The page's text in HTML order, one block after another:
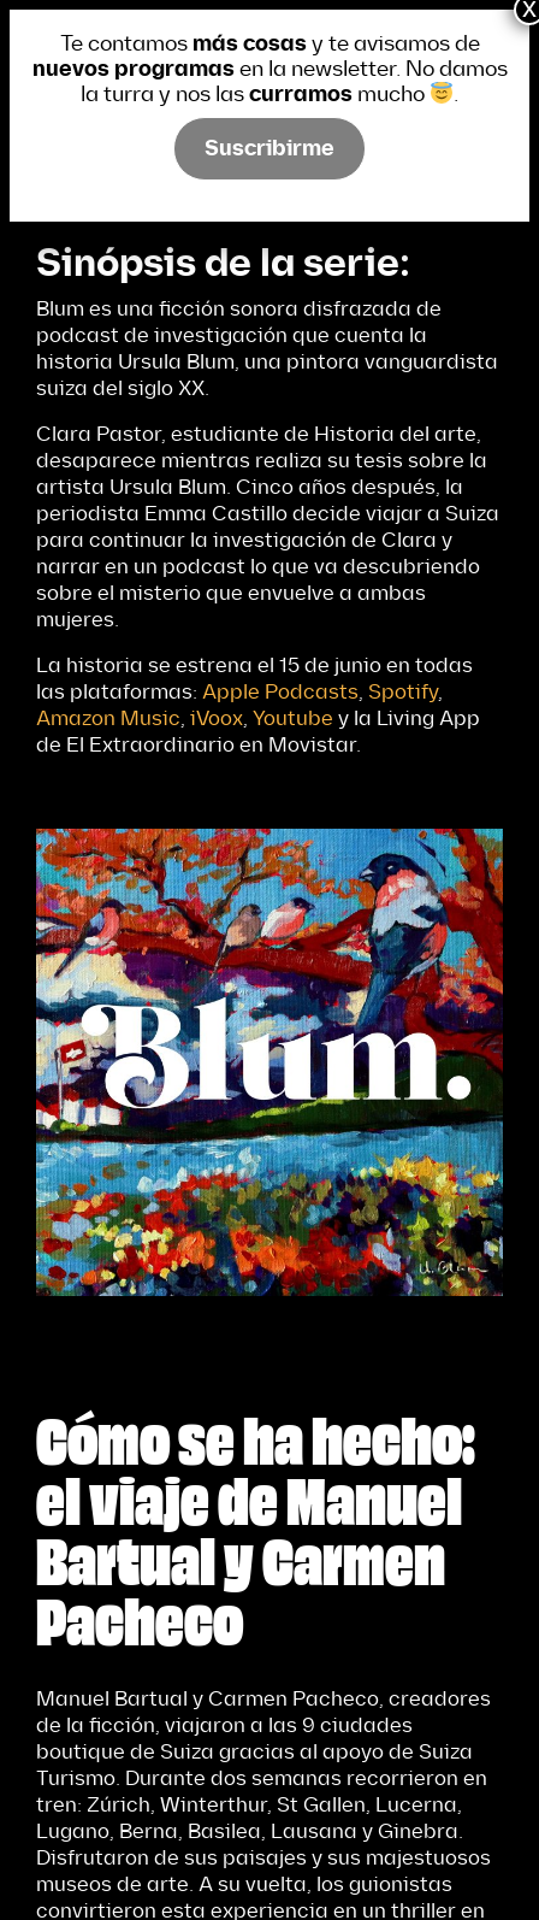
MENU
Qué es Blum.
Sinópsis de la serie:
Blum es una ficción sonora disfrazada de
podcast de investigación que cuenta la
historia Ursula Blum, una pintora vanguardista
suiza del siglo XX.
Clara Pastor, estudiante de Historia del arte,
desaparece mientras realiza su tesis sobre la
artista Ursula Blum. Cinco años después, la
periodista Emma Castillo decide viajar a Suiza
para continuar la investigación de Clara y
narrar en un podcast lo que va descubriendo
sobre el misterio que envuelve a ambas
mujeres.
La historia se estrena el 15 de junio en todas
las plataformas: Apple Podcasts, Spotify,
Amazon Music, iVoox, Youtube y la Living App
de El Extraordinario en Movistar.
Cómo se ha hecho:
el viaje de Manuel
Bartual y Carmen
Pacheco
Manuel Bartual y Carmen Pacheco, creadores
de la ficción, viajaron a las 9 ciudades
boutique de Suiza gracias al apoyo de Suiza
Turismo. Durante dos semanas recorrieron en
tren: Zúrich, Winterthur, St Gallen, Lucerna,
Lugano, Berna, Basilea, Lausana y Ginebra.
Disfrutaron de sus paisajes y sus majestuosos
museos de arte. A su vuelta, los guionistas
convirtieron esta experiencia en un thriller en
Te contamos más cosasy te avisamos de
nuevos programasen la newsletter. No damos
la turra y nos lascurramosmucho .
Suscribirme